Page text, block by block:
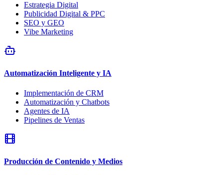
Estrategia Digital
Publicidad Digital & PPC
SEO y GEO
Vibe Marketing
Automatización Inteligente y IA
Implementación de CRM
Automatización y Chatbots
Agentes de IA
Pipelines de Ventas
Producción de Contenido y Medios